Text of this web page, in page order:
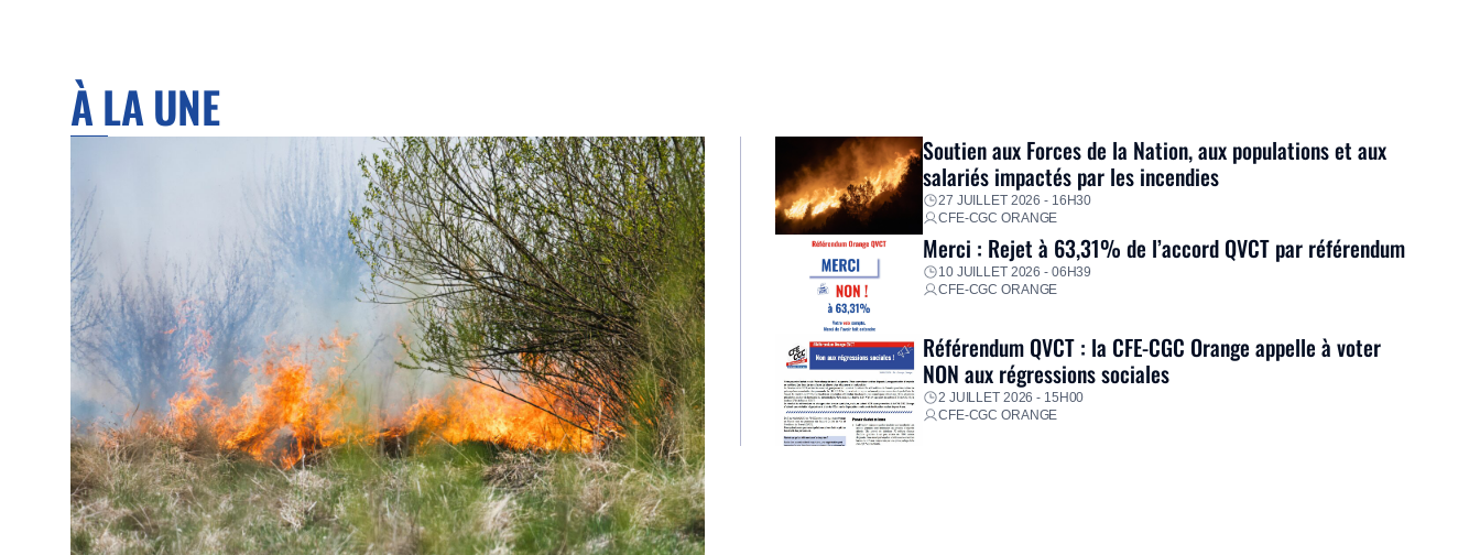
À LA UNE
Soutien aux Forces de la Nation, aux populations et aux
salariés impactés par les incendies
27 JUILLET 2026 - 16H30
CFE-CGC ORANGE
Merci : Rejet à 63,31% de l’accord QVCT par référendum
10 JUILLET 2026 - 06H39
CFE-CGC ORANGE
Référendum QVCT : la CFE-CGC Orange appelle à voter
NON aux régressions sociales
2 JUILLET 2026 - 15H00
CFE-CGC ORANGE